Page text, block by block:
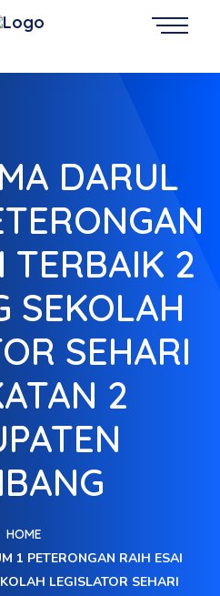
DARUL
TERBAIK 2
SEKOLAH
SEHARI
2
HOME
1 PETERONGAN RAIH ESAI
LEGISLATOR SEHARI